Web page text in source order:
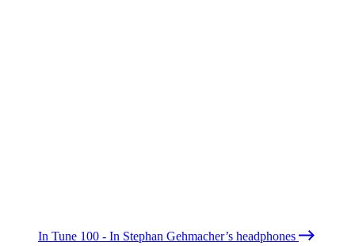
In Tune 100 - In Stephan Gehmacher’s headphones